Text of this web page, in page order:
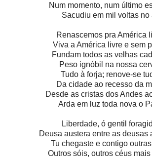
Num momento, num último
Sacudiu em mil voltas no
Renascemos pra América
Viva a América livre e sem
Fundam todos as velhas
Peso ignóbil na nossa
Tudo à forja; renove-se
Da cidade ao recesso da
Desde as cristas dos Andes
Arda em luz toda nova o
Liberdade, ó gentil
Deusa austera entre as deusas
Tu chegaste e contigo
Outros sóis, outros céus